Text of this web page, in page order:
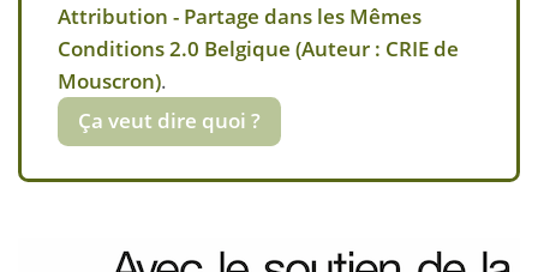
Attribution - Partage dans les Mêmes
Conditions 2.0 Belgique (Auteur : CRIE de
Mouscron).
Ça veut dire quoi ?